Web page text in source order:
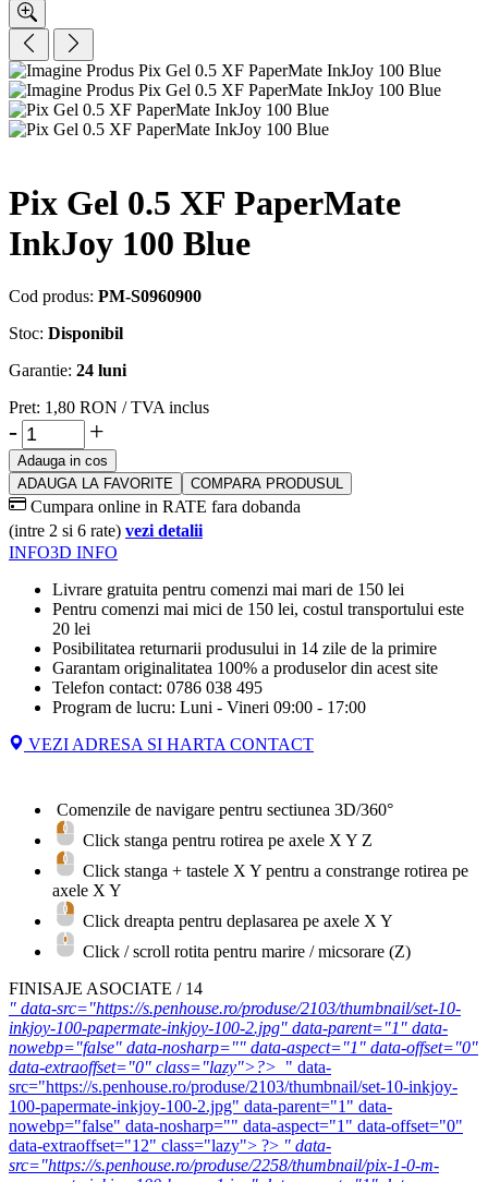
Pix Gel 0.5 XF PaperMate
InkJoy 100 Blue
Cod produs: PM-S0960900
Stoc: Disponibil
Garantie: 24 luni
Pret: 1,80 RON / TVA inclus
- +
Adauga in cos
ADAUGA LA FAVORITE
COMPARA PRODUSUL
Cumpara online in RATE fara dobanda
(intre 2 si 6 rate) vezi detalii
INFO3D INFO
Livrare gratuita pentru comenzi mai mari de 150 lei
Pentru comenzi mai mici de 150 lei, costul transportului este
20 lei
Posibilitatea returnarii produsului in 14 zile de la primire
Garantam originalitatea 100% a produselor din acest site
Telefon contact: 0786 038 495
Program de lucru: Luni - Vineri 09:00 - 17:00
VEZI ADRESA SI HARTA CONTACT
Comenzile de navigare pentru sectiunea 3D/360°
Click stanga pentru rotirea pe axele X Y Z
Click stanga + tastele X Y pentru a constrange rotirea pe
axele X Y
Click dreapta pentru deplasarea pe axele X Y
Click / scroll rotita pentru marire / micsorare (Z)
FINISAJE ASOCIATE / 14
" data-src="https://s.penhouse.ro/produse/2103/thumbnail/set-10-
inkjoy-100-papermate-inkjoy-100-2.jpg" data-parent="1" data-
nowebp="false" data-nosharp="" data-aspect="1" data-offset="0"
data-extraoffset="0" class="lazy">?> " data-
src="https://s.penhouse.ro/produse/2103/thumbnail/set-10-inkjoy-
100-papermate-inkjoy-100-2.jpg" data-parent="1" data-
nowebp="false" data-nosharp="" data-aspect="1" data-offset="0"
data-extraoffset="12" class="lazy"> ?> " data-
src="https://s.penhouse.ro/produse/2258/thumbnail/pix-1-0-m-